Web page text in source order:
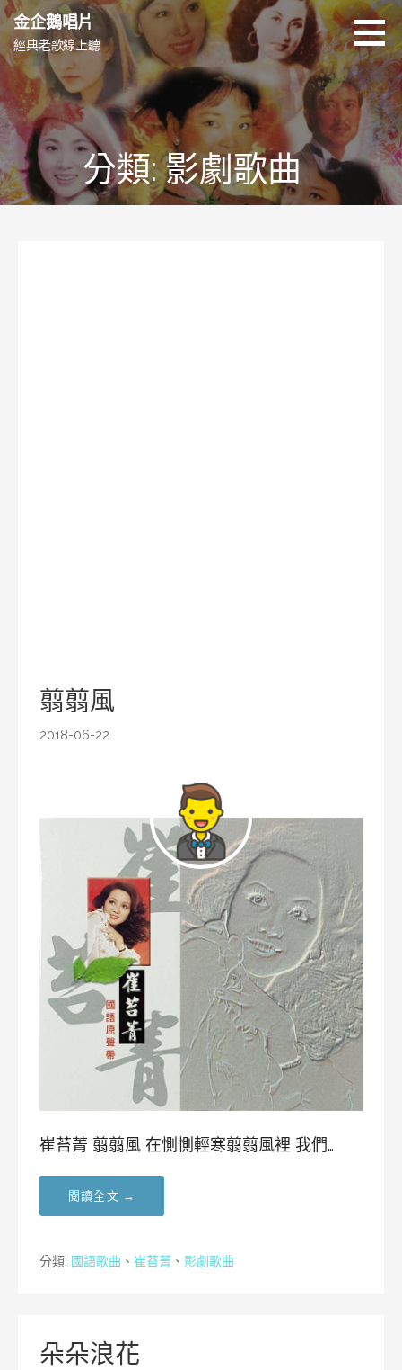
跳
至
主
內
容
金企鵝唱片
經典老歌線上聽
分類: 影劇歌曲
翦翦風
2018-06-22
崔苔菁 翦翦風 在惻惻輕寒翦翦風裡 我們…
閱讀全文 →
分類: 國語歌曲 、 崔苔菁 、 影劇歌曲
朵朵浪花